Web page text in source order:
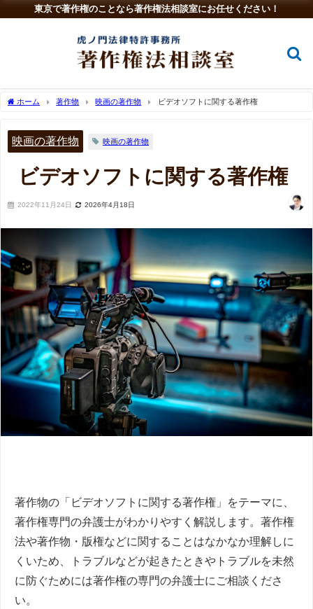
東京で著作権のことなら著作権法相談室にお任せください！
ホーム 著作物 映画の著作物 ビデオソフトに関する著作権
映画の著作物 映画の著作物
ビデオソフトに関する著作権
2022年11月24日 2026年4月18日
著作物の「ビデオソフトに関する著作権」をテーマに、
著作権専門の弁護士がわかりやすく解説します。著作権
法や著作物・版権などに関することはなかなか理解しに
くいため、トラブルなどが起きたときやトラブルを未然
に防ぐためには著作権の専門の弁護士にご相談くださ
い。